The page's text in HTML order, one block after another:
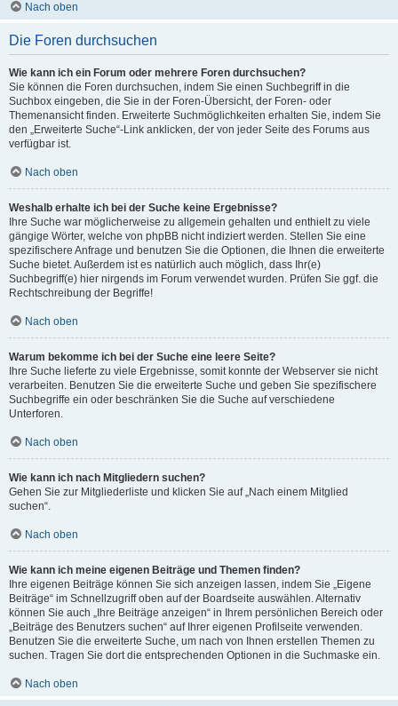
Nach oben
Die Foren durchsuchen
Wie kann ich ein Forum oder mehrere Foren durchsuchen?
Sie können die Foren durchsuchen, indem Sie einen Suchbegriff in die
Suchbox eingeben, die Sie in der Foren-Übersicht, der Foren- oder
Themenansicht finden. Erweiterte Suchmöglichkeiten erhalten Sie, indem Sie
den „Erweiterte Suche“-Link anklicken, der von jeder Seite des Forums aus
verfügbar ist.
Nach oben
Weshalb erhalte ich bei der Suche keine Ergebnisse?
Ihre Suche war möglicherweise zu allgemein gehalten und enthielt zu viele
gängige Wörter, welche von phpBB nicht indiziert werden. Stellen Sie eine
spezifischere Anfrage und benutzen Sie die Optionen, die Ihnen die erweiterte
Suche bietet. Außerdem ist es natürlich auch möglich, dass Ihr(e)
Suchbegriff(e) hier nirgends im Forum verwendet wurden. Prüfen Sie ggf. die
Rechtschreibung der Begriffe!
Nach oben
Warum bekomme ich bei der Suche eine leere Seite?
Ihre Suche lieferte zu viele Ergebnisse, somit konnte der Webserver sie nicht
verarbeiten. Benutzen Sie die erweiterte Suche und geben Sie spezifischere
Suchbegriffe ein oder beschränken Sie die Suche auf verschiedene
Unterforen.
Nach oben
Wie kann ich nach Mitgliedern suchen?
Gehen Sie zur Mitgliederliste und klicken Sie auf „Nach einem Mitglied
suchen“.
Nach oben
Wie kann ich meine eigenen Beiträge und Themen finden?
Ihre eigenen Beiträge können Sie sich anzeigen lassen, indem Sie „Eigene
Beiträge“ im Schnellzugriff oben auf der Boardseite auswählen. Alternativ
können Sie auch „Ihre Beiträge anzeigen“ in Ihrem persönlichen Bereich oder
„Beiträge des Benutzers suchen“ auf Ihrer eigenen Profilseite verwenden.
Benutzen Sie die erweiterte Suche, um nach von Ihnen erstellen Themen zu
suchen. Tragen Sie dort die entsprechenden Optionen in die Suchmaske ein.
Nach oben